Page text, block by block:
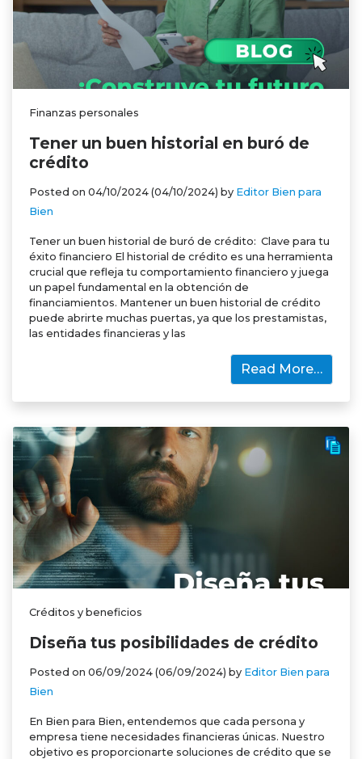
Finanzas personales
Tener un buen historial en buró de
crédito
Posted on 04/10/2024 (04/10/2024) by Editor Bien para
Bien
Tener un buen historial de buró de crédito: Clave para tu
éxito financiero El historial de crédito es una herramienta
crucial que refleja tu comportamiento financiero y juega
un papel fundamental en la obtención de
financiamientos. Mantener un buen historial de crédito
puede abrirte muchas puertas, ya que los prestamistas,
las entidades financieras y las
Read More…
Créditos y beneficios
Diseña tus posibilidades de crédito
Posted on 06/09/2024 (06/09/2024) by Editor Bien para
Bien
En Bien para Bien, entendemos que cada persona y
empresa tiene necesidades financieras únicas. Nuestro
objetivo es proporcionarte soluciones de crédito que se